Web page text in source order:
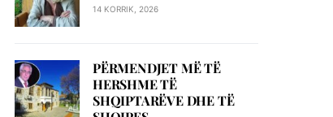
14 KORRIK, 2026
PËRMENDJET MË TË
HERSHME TË
SHQIPTARËVE DHE TË